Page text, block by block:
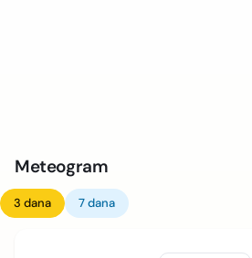
Meteogram
3 dana 7 dana